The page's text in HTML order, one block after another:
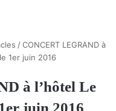
/ CONCERT LEGRAND à
1er juin 2016
à l’hôtel Le
juin 2016